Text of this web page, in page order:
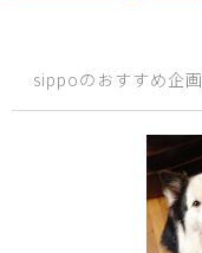
sippoのおすすめ企画